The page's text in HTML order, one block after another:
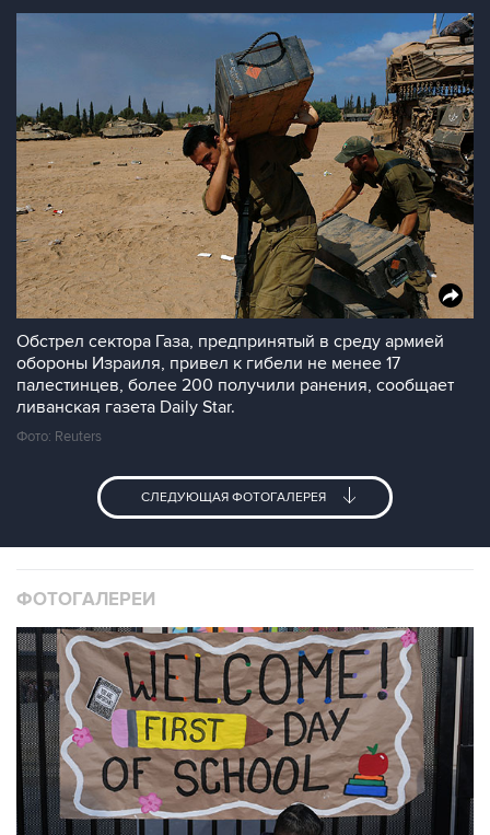
Обстрел сектора Газа, предпринятый в среду армией
обороны Израиля, привел к гибели не менее 17
палестинцев, более 200 получили ранения, сообщает
ливанская газета Daily Star.
Фото: Reuters
СЛЕДУЮЩАЯ ФОТОГАЛЕРЕЯ
ФОТОГАЛЕРЕИ